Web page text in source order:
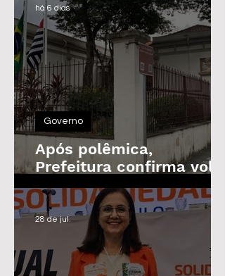
Após polêmica,
Prefeitura confirma volta
do Prêmio de
Assiduidade
Governo
há 6 dias
28 de jul.